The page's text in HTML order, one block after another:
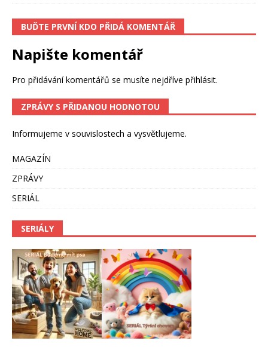
BUĎTE PRVNÍ KDO PŘIDÁ KOMENTÁŘ
Napište komentář
Pro přidávání komentářů se musíte nejdříve přihlásit.
ZPRÁVY S PŘIDANOU HODNOTOU
Informujeme v souvislostech a vysvětlujeme.
MAGAZÍN
ZPRÁVY
SERIÁL
SERIÁLY